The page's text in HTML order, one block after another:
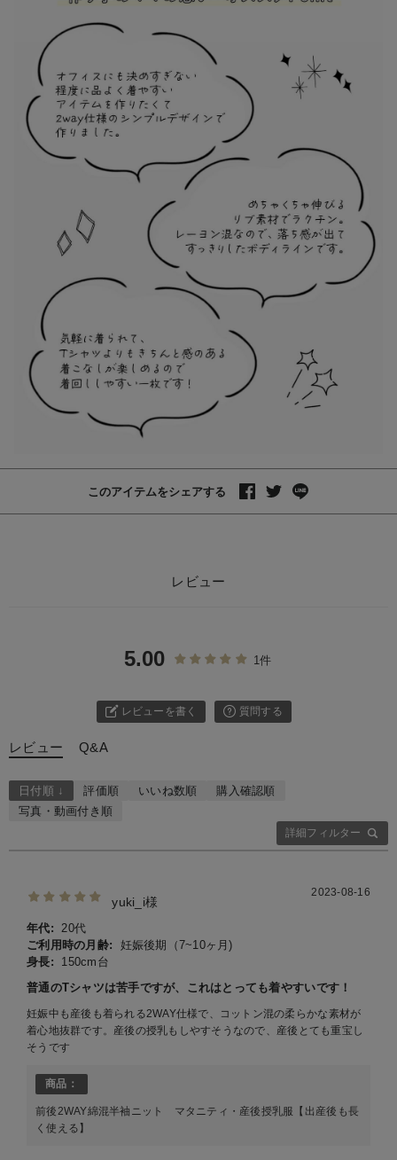
このアイテムをシェアする
レビュー
5.00 1件
レビューを書く 質問する
レビュー Q&A
詳細フィルター
日付順 ↓ 評価順 いいね数順
購入確認順
写真・動画付き順
yuki_i様
2023-08-16
年代: 20代
ご利用時の月齢:
妊娠後期（7~10ヶ月)
身長:
150cm台
普通のTシャツは苦手ですが、これはとっても着やすいです！
妊娠中も産後も着られる2WAY仕様で、コットン混の柔らかな素材が
着心地抜群です。産後の授乳もしやすそうなので、産後とても重宝し
そうです
商品：
前後2WAY綿混半袖ニット マタニティ・産後授乳服【出産後も長
く使える】